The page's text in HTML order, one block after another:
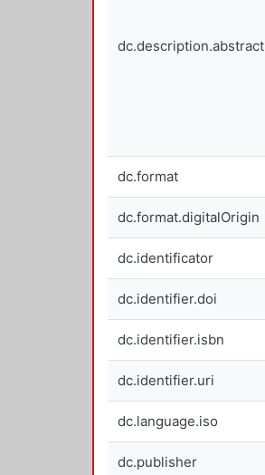
dc.description.abstract
dc.format
dc.format.digitalOrigin
dc.identificator
dc.identifier.doi
dc.identifier.isbn
dc.identifier.uri
dc.language.iso
dc.publisher